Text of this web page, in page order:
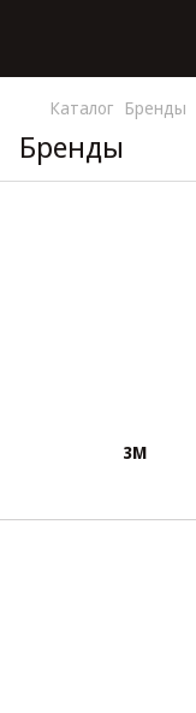
Каталог Бренды
Бренды
3М